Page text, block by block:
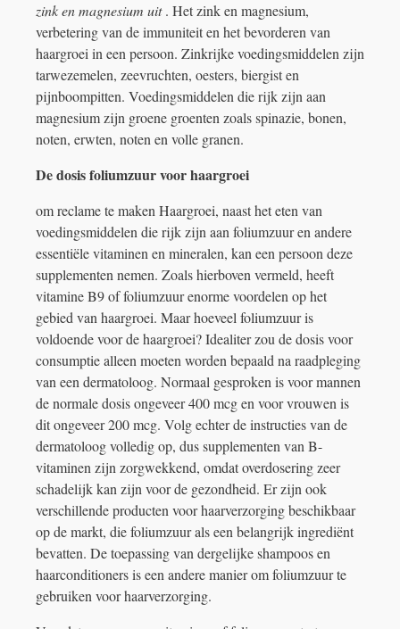
zink en magnesium uit. Het zink en magnesium,
verbetering van de immuniteit en het bevorderen van
haargroei in een persoon. Zinkrijke voedingsmiddelen zijn
tarwezemelen, zeevruchten, oesters, biergist en
pijnboompitten. Voedingsmiddelen die rijk zijn aan
magnesium zijn groene groenten zoals spinazie, bonen,
noten, erwten, noten en volle granen.
De dosis foliumzuur voor haargroei
om reclame te maken Haargroei, naast het eten van
voedingsmiddelen die rijk zijn aan foliumzuur en andere
essentiële vitaminen en mineralen, kan een persoon deze
supplementen nemen. Zoals hierboven vermeld, heeft
vitamine B9 of foliumzuur enorme voordelen op het
gebied van haargroei. Maar hoeveel foliumzuur is
voldoende voor de haargroei? Idealiter zou de dosis voor
consumptie alleen moeten worden bepaald na raadpleging
van een dermatoloog. Normaal gesproken is voor mannen
de normale dosis ongeveer 400 mcg en voor vrouwen is
dit ongeveer 200 mcg. Volg echter de instructies van de
dermatoloog volledig op, dus supplementen van B-
vitaminen zijn zorgwekkend, omdat overdosering zeer
schadelijk kan zijn voor de gezondheid. Er zijn ook
verschillende producten voor haarverzorging beschikbaar
op de markt, die foliumzuur als een belangrijk ingrediënt
bevatten. De toepassing van dergelijke shampoos en
haarconditioners is een andere manier om foliumzuur te
gebruiken voor haarverzorging.